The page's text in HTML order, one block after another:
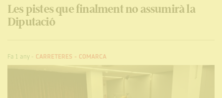
Les pistes que finalment no assumirà la
Diputació
Fa 1 any- CARRETERES - COMARCA